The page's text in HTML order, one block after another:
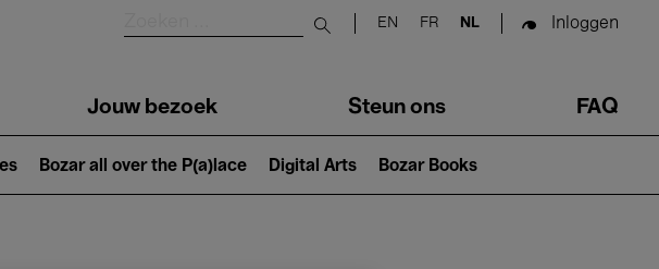
Submit search
EN FR NL Inloggen
Jouw bezoek Steun ons FAQ
Bozar all over the P(a)lace Digital Arts Bozar Books